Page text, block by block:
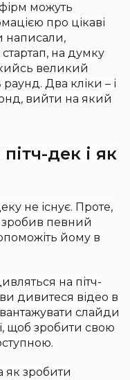
фірм можуть
про цікаві
написали,
на думку
великий
Два кліки – і
вийти на який
дек і як
не існує. Проте,
зробив певний
йому в
на пітч-
дивитеся відео в
слайди
щоб зробити свою
як зробити